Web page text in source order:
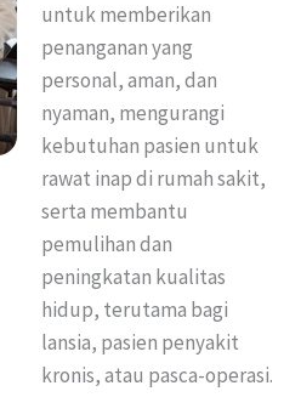
untuk memberikan
penanganan yang
personal, aman, dan
nyaman, mengurangi
kebutuhan pasien untuk
rawat inap di rumah sakit,
serta membantu
pemulihan dan
peningkatan kualitas
hidup, terutama bagi
lansia, pasien penyakit
kronis, atau pasca-operasi.